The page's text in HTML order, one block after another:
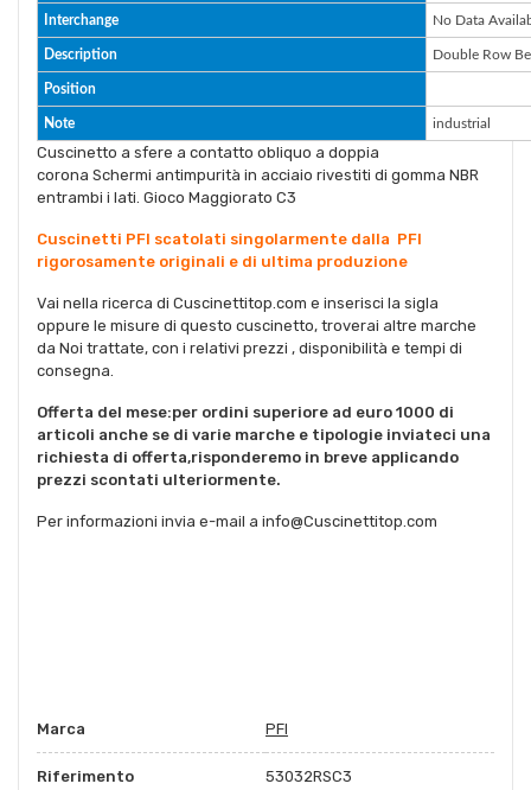
Interchange No Data
Description Double Row
Position
Note industrial
Cuscinetto a sfere a contatto obliquo a doppia
corona Schermi antimpurità in acciaio rivestiti di gomma NBR
entrambi i lati. Gioco Maggiorato C3
Cuscinetti PFI scatolati singolarmente dalla PFI
rigorosamente originali e di ultima produzione
Vai nella ricerca di Cuscinettitop.com e inserisci la sigla
oppure le misure di questo cuscinetto, troverai altre marche
da Noi trattate, con i relativi prezzi , disponibilità e tempi di
consegna.
Offerta del mese:per ordini superiore ad euro 1000 di
articoli anche se di varie marche e tipologie inviateci una
richiesta di offerta,risponderemo in breve applicando
prezzi scontati ulteriormente.
Per informazioni invia e-mail a info@Cuscinettitop.com
Marca PFI
Riferimento 53032RSC3